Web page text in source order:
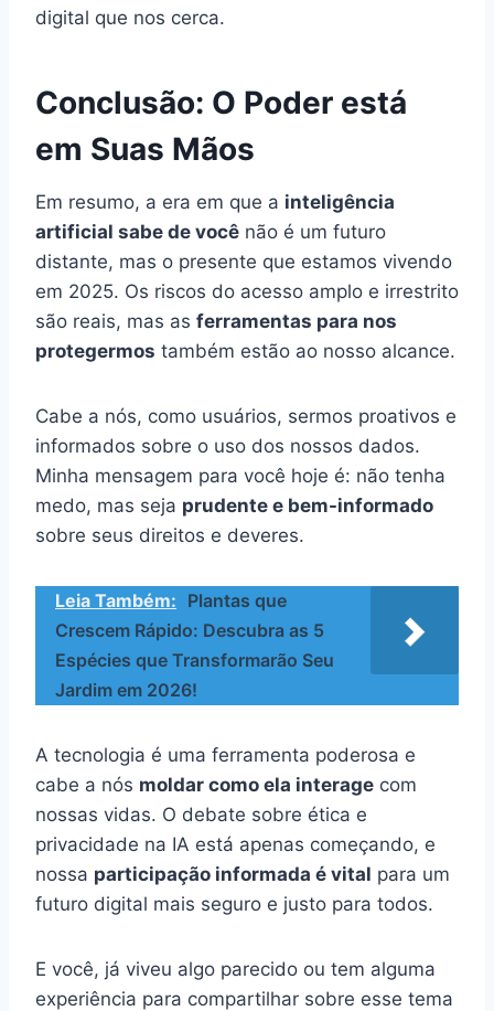
digital que nos cerca.
Conclusão: O Poder está
em Suas Mãos
Em resumo, a era em que a inteligência
artificial sabe de você não é um futuro
distante, mas o presente que estamos vivendo
em 2025. Os riscos do acesso amplo e irrestrito
são reais, mas as ferramentas para nos
protegermos também estão ao nosso alcance.
Cabe a nós, como usuários, sermos proativos e
informados sobre o uso dos nossos dados.
Minha mensagem para você hoje é: não tenha
medo, mas seja prudente e bem-informado
sobre seus direitos e deveres.
Leia Também: Plantas que
Crescem Rápido: Descubra as 5
Espécies que Transformarão Seu
Jardim em 2026!
A tecnologia é uma ferramenta poderosa e
cabe a nós moldar como ela interage com
nossas vidas. O debate sobre ética e
privacidade na IA está apenas começando, e
nossa participação informada é vital para um
futuro digital mais seguro e justo para todos.
E você, já viveu algo parecido ou tem alguma
experiência para compartilhar sobre esse tema